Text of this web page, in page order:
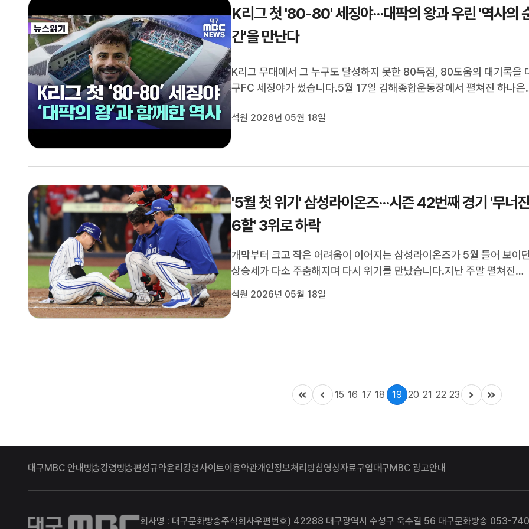
K리그 첫 '80-80' 세징야···대팍의 왕과 우린 '역사의
간'을 만난다
K리그 무대에서 그 누구도 달성하지 못한 80득점, 80도움의 대기록을
구FC 세징야가 썼습니다.5월 17일 김해종합운동장에서 펼쳐진 하나은
수가 득점과 도움을 기록하는 공격력을 보이며 4-1 대승을 거둡니다.팀
석원 2026년 05월 18일
'5월 첫 위기' 삼성라이온즈···시즌 42번째 경기 '무너진
6할' 3위로 하락
개막부터 크고 작은 어려움이 이어지는 삼성라이온즈가 5월 들어 보이던
상승세가 다소 주춤해지며 다시 위기를 만났습니다.지난 주말 펼쳐진
리즈'에서 삼성은 1승 1패로 팽팽했던 흐름을 마지막 3차전 큰 점수 차 패
석원 2026년 05월 18일
15 16 17 18 19 20 21 22 23
대구MBC 안내 방송강령방송편성규약윤리강령사이트이용약관개인정보처리방침영상자료구입대구MBC 광고안내
대구MBC 회사명 : 대구문화방송주식회사우편번호) 42288 대구광역시 수성구 욱수길 56 대구문화방송 053-